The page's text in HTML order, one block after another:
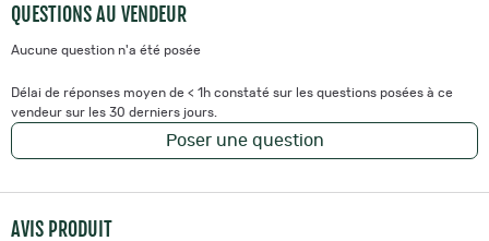
QUESTIONS AU VENDEUR
Aucune question n'a été posée
Délai de réponses moyen de < 1h constaté sur les questions posées à ce
vendeur sur les 30 derniers jours.
Poser une question
AVIS PRODUIT